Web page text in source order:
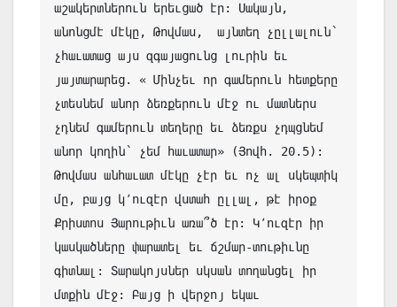
աշակերտներուն երեւցած էր: Սակայն,
անոնցմէ մէկը, Թովմաս,  այնտեղ չըլլալուն՝
չհաւատաց այս զգայացունց լուրին եւ
յայտարարեց. « Մինչեւ որ գամերուն հետքերը
չտեսնեմ անոր ձեռքերուն մէջ ու մատներս
չդնեմ գամերուն տեղերը եւ ձեռքս չդպցնեմ
անոր կողին՝ չեմ հաւատար» (Յովհ. 20.5):
Թովմաս անհաւատ մէկը չէր եւ ոչ ալ սկեպտիկ
մը, բայց կ՚ուզէր վստահ ըլլալ, թէ իրօք
Քրիստոս Յարութիւն առա՞ծ էր: Կ՚ուզէր իր
կասկածները փարատել եւ ճշմար-տութիւնը
գիտնալ: Տարակոյսներ սկսան տողանցել իր
մտքին մէջ: Բայց ի վերջոյ եկաւ